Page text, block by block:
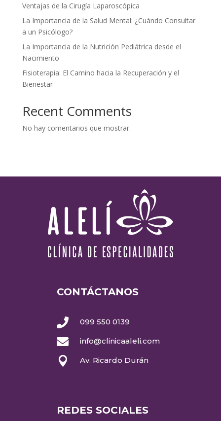
Ventajas de la Cirugía Laparoscópica
La Importancia de la Salud Mental: ¿Cuándo Consultar
a un Psicólogo?
La Importancia de la Nutrición Pediátrica desde el
Nacimiento
Fisioterapia: El Camino hacia la Recuperación y el
Bienestar
Recent Comments
No hay comentarios que mostrar.
CONTÁCTANOS
 099 550 0139
 info@clinicaaleli.com
 Av. Ricardo Durán
REDES SOCIALES